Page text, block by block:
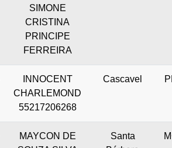
SIMONE
CRISTINA
PRINCIPE
FERREIRA
INNOCENT
CHARLEMOND
55217206268
Cascavel
MAYCON DE
Santa